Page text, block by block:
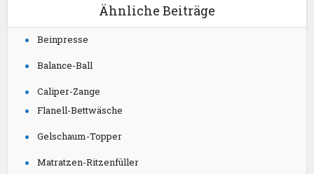
Ähnliche Beiträge
Beinpresse
Balance-Ball
Caliper-Zange
Flanell-Bettwäsche
Gelschaum-Topper
Matratzen-Ritzenfüller